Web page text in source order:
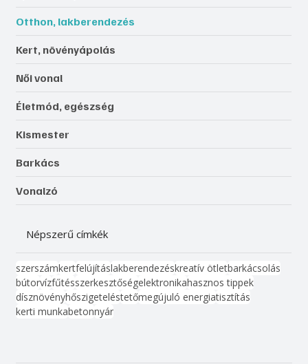
Otthon, lakberendezés
Kert, növényápolás
Női vonal
Életmód, egészség
Kismester
Barkács
Vonalzó
Népszerű címkék
szerszámkertfelújításlakberendezéskreatív ötletbarkácsolás
bútorvízfűtésszerkesztőségelektronikahasznos tippek
dísznövényhőszigeteléstetőmegújuló energiatisztítás
kerti munkabetonnyár